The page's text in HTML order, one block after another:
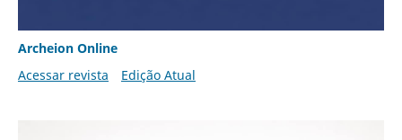
Archeion Online
Acessar revista
Edição Atual